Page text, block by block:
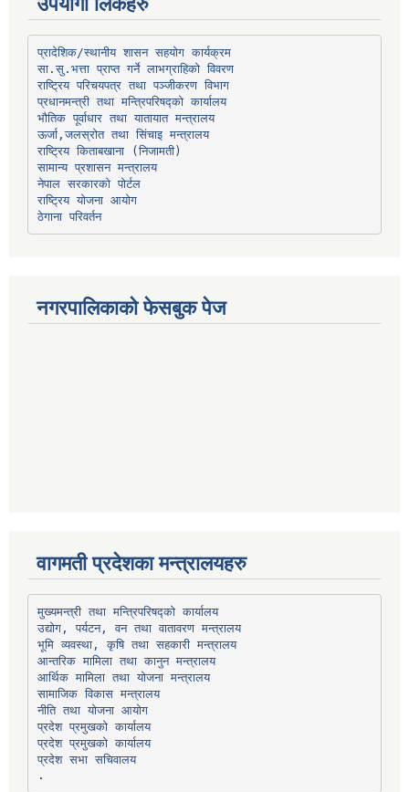
प्रादेशिक/स्थानीय शासन सहयोग कार्यक्रम
सा.सु.भत्ता प्राप्त गर्ने लाभग्राहिको विवरण
राष्ट्रिय परिचयपत्र तथा पञ्‍जीकरण विभाग
प्रधानमन्त्री तथा मन्त्रिपरिषद्को कार्यालय
भौतिक पूर्वाधार तथा यातायात मन्त्रालय
ऊर्जा,जलस्रोत तथा सिंचाइ मन्त्रालय
सामान्य प्रशासन मन्त्रालय
नेपाल सरकारको पोर्टल
राष्ट्रिय योजना आयोग
ठेगाना परिवर्तन
नगरपालिकाको फेसबुक पेज
वागमती प्रदेशका मन्त्रालयहरु
मुख्यमन्त्री तथा मन्त्रिपरिषद्को कार्यालय
उद्योग, पर्यटन, वन तथा वातावरण मन्त्रालय
भूमि व्यवस्था, कृषि तथा सहकारी मन्त्रालय
आन्तरिक मामिला तथा कानुन मन्त्रालय
आर्थिक मामिला तथा योजना मन्त्रालय
सामाजिक विकास मन्त्रालय
नीति तथा योजना आयोग
प्रदेश प्रमुखको कार्यालय
प्रदेश प्रमुखको कार्यालय
प्रदेश सभा सचिवालय